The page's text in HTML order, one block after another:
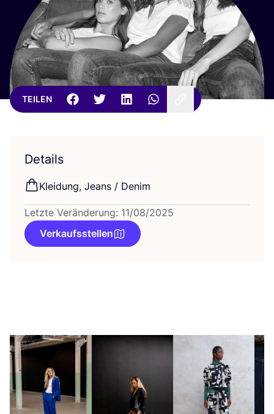
TEILEN
Details
Klei­dung, Jeans / Denim
Letzte Veränderung: 11/08/2025
Verkaufsstellen